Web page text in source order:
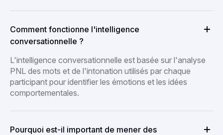
Comment fonctionne l'intelligence
conversationnelle ?
L'intelligence conversationnelle est basée sur l'analyse
PNL des mots et de l'intonation utilisés par chaque
participant pour identifier les émotions et les idées
comportementales.
Pourquoi est-il important de mener des